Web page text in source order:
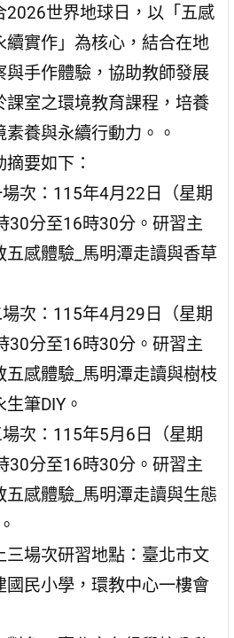
2026世界地球日，以「五感
續實作」為核心，結合在地
與手作體驗，協助教師發展
課室之環境教育課程，培養
素養與永續行動力。。
要如下：
次：115年4月22日（星期
30分至16時30分。研習主
五感體驗_馬明潭走讀與香草
次：115年4月29日（星期
30分至16時30分。研習主
五感體驗_馬明潭走讀與樹枝
筆DIY。
次：115年5月6日（星期
30分至16時30分。研習主
五感體驗_馬明潭走讀與生態
三場次研習地點：臺北市文
國民小學，環教中心一樓會